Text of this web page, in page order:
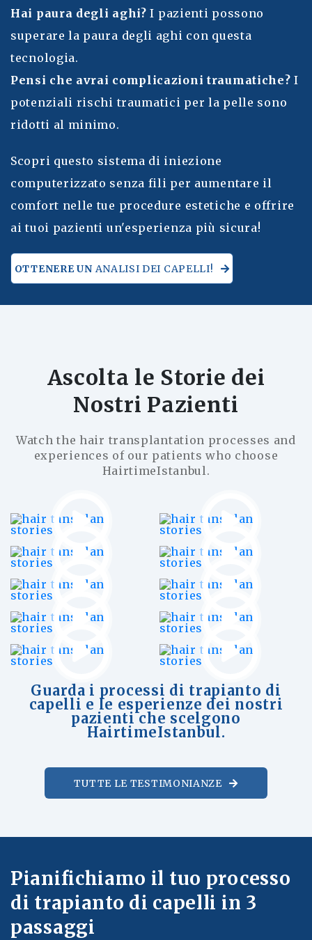
Hai paura degli aghi? I pazienti possono
superare la paura degli aghi con questa
tecnologia.
Pensi che avrai complicazioni traumatiche? I
potenziali rischi traumatici per la pelle sono
ridotti al minimo.
Scopri questo sistema di iniezione
computerizzato senza fili per aumentare il
comfort nelle tue procedure estetiche e offrire
ai tuoi pazienti un'esperienza più sicura!
OTTENERE UN ANALISI DEI CAPELLI!
Ascolta le Storie dei
Nostri Pazienti
Watch the hair transplantation processes and
experiences of our patients who choose
HairtimeIstanbul.
Guarda i processi di trapianto di
capelli e le esperienze dei nostri
pazienti che scelgono
HairtimeIstanbul.
TUTTE LE TESTIMONIANZE
Pianifichiamo il tuo processo
di trapianto di capelli in 3
passaggi